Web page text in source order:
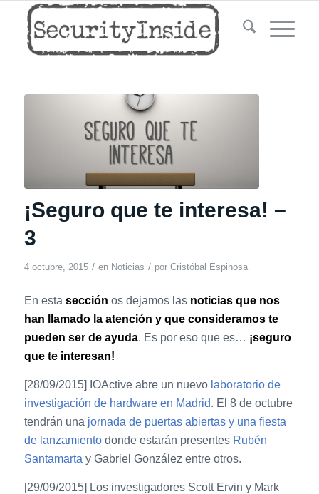
¡Seguro que te interesa! –
3
4 octubre, 2015 / en Noticias / por Cristóbal Espinosa
En esta sección os dejamos las noticias que nos
han llamado la atención y que consideramos te
pueden ser de ayuda. Es por eso que es… ¡seguro
que te interesan!
[28/09/2015] IOActive abre un nuevo laboratorio de
investigación de hardware en Madrid. El 8 de octubre
tendrán una jornada de puertas abiertas y una fiesta
de lanzamientodonde estarán presentes Rubén
Santamarta y Gabriel González entre otros.
[29/09/2015] Los investigadores Scott Ervin y Mark